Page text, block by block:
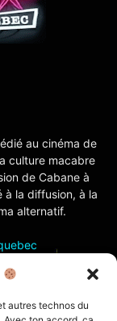
autres technos du
au cinéma de
culture macabre
de Cabane à
à la diffusion, à la
alternatif.